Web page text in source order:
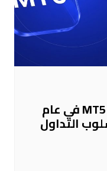
مقارنة بين منصتي MT4 و MT5 في عام
التداول